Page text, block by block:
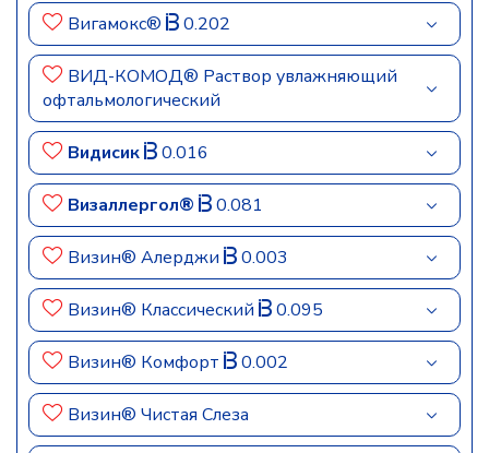
Вигамокс® 0.202
ВИД-КОМОД® Раствор увлажняющий
офтальмологический
Видисик 0.016
Визаллергол® 0.081
Визин® Алерджи 0.003
Визин® Классический 0.095
Визин® Комфорт 0.002
Визин® Чистая Слеза